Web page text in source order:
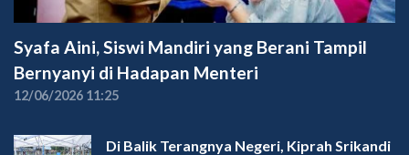
Syafa Aini, Siswi Mandiri yang Berani Tampil
Bernyanyi di Hadapan Menteri
12/06/2026 11:25
Di Balik Terangnya Negeri, Kiprah Srikandi